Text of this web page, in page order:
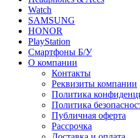
Watch
SAMSUNG
HONOR
PlayStation
Смартфоны Б/У
О компании
Контакты
Реквизиты компании
Политика
Политика
Публичная оферта
Рассрочка